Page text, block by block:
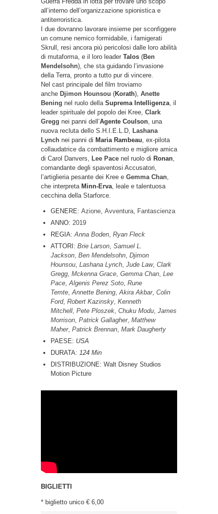
all’interno dell’organizzazione spionistica e
antiterroristica.
I due dovranno lavorare insieme per sconfiggere
un comune nemico formidabile, i famigerati
Skrull, resi ancora più pericolosi dalle loro abilità
di mutaforma, e il loro leader Talos (Ben
Mendelsohn), che sta guidando l’invasione
della Terra, pronto a tutto pur di vincere.
Nel cast principale del film troviamo
anche Djimon Hounsou (Korath), Anette
Bening nel ruolo della Suprema Intelligenza , il
leader spirituale del popolo dei Kree, Clark
Gregg nei panni dell’Agente Coulson , una
nuova recluta dello S.H.I.E.L.D,
Lashana
Lynch nei panni di Maria Rambeau , ex-pilota
collaudatrice da combattimento e migliore amica
di Carol Danvers,
Lee Pace nel ruolo di Ronan
comandante degli spaventosi Accusatori,
l’artiglieria pesante dei Kree e Gemma Chan
che interpreta Minn-Erva , leale e talentuosa
cecchina della Starforce.
GENERE: Azione Avventura
Fantascienza
ANNO: 2019
REGIA: Anna Boden Ryan Fleck
ATTORI: Brie Larson Samuel L.
Jackson Ben Mendelsohn Djimon
Hounsou Lashana Lynch Jude Law, Clark
Gregg Mckenna Grace Gemma Chan Lee
Pace Algenis Perez Soto Rune
Temte Annette Bening Akira Akbar, Colin
Ford, Robert Kazinsky Kenneth
Mitchell Pete Ploszek Chuku Modu James
Morrison Patrick Gallagher, Matthew
Maher, Patrick Brennan Mark Daugherty
PAESE: USA
DURATA: 124 Min
DISTRIBUZIONE: Walt Disney Studios
Motion Picture
BIGLIETTI
* biglietto unico € 6,00